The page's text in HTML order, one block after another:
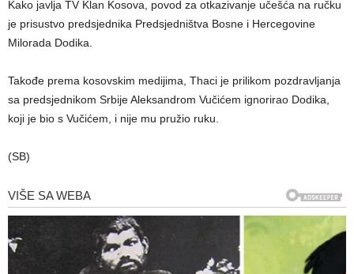
Kako javlja TV Klan Kosova, povod za otkazivanje učešća na ručku
je prisustvo predsjednika Predsjedništva Bosne i Hercegovine
Milorada Dodika.
Takođe prema kosovskim medijima, Thaci je prilikom pozdravljanja
sa predsjednikom Srbije Aleksandrom Vučićem ignorirao Dodika,
koji je bio s Vučićem, i nije mu pružio ruku.
(SB)